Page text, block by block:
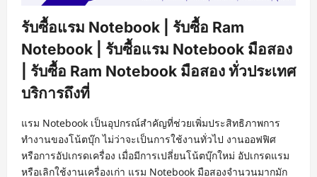
รับซื้อแรม Notebook | รับซื้อ Ram
Notebook | รับซื้อแรม Notebook มือสอง
| รับซื้อ Ram Notebook มือสอง ทั่วประเทศ
บริการถึงที่
แรม Notebook เป็นอุปกรณ์สำคัญที่ช่วยเพิ่มประสิทธิภาพการ
ทำงานของโน้ตบุ๊ก ไม่ว่าจะเป็นการใช้งานทั่วไป งานออฟฟิศ
หรือการอัปเกรดเครื่อง เมื่อมีการเปลี่ยนโน้ตบุ๊กใหม่ อัปเกรดแรม
หรือเลิกใช้งานเครื่องเก่า แรม Notebook มือสองจำนวนมากมัก